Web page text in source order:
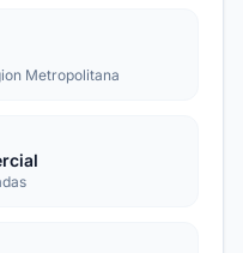
Metropolitana